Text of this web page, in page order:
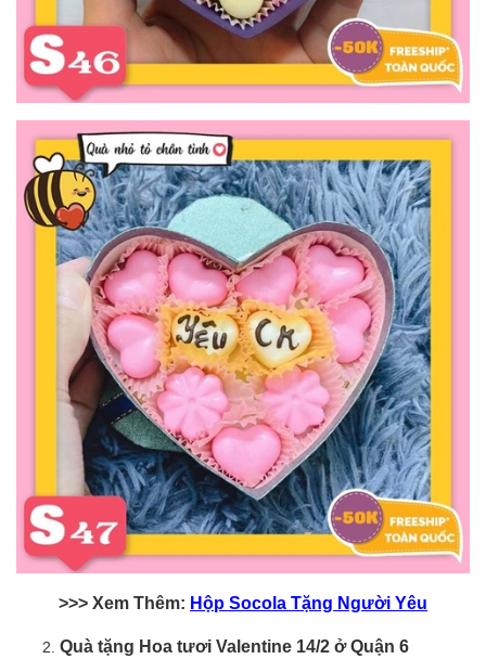
>>> Xem Thêm: Hộp Socola Tặng Người Yêu
Quà tặng Hoa tươi Valentine 14/2 ở Quận 6